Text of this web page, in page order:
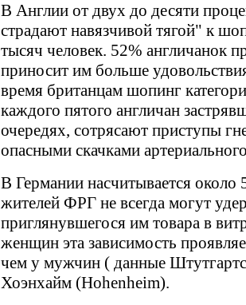
В Англии от двух до десяти
страдают навязчивой тягой" к
тысяч человек. 52% англичанок
приносит им больше
время британцам шопинг
каждого пятого англичан
очередях, сотрясают приступы
опасными скачками
В Германии насчитывается
жителей ФРГ не всегда могут
приглянувшегося им товара в
женщин эта зависимость
чем у мужчин ( данные
Хоэнхайм (Hohenheim).